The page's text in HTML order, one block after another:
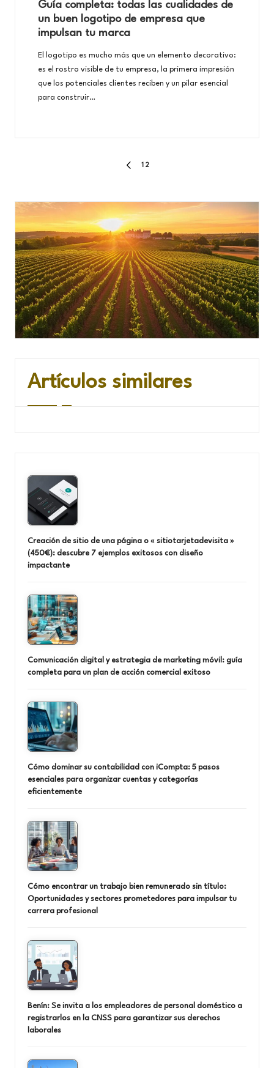
n
g
o
Guía completa: todas las cualidades de
un buen logotipo de empresa que
impulsan tu marca
El logotipo es mucho más que un elemento decorativo:
es el rostro visible de tu empresa, la primera impresión
que los potenciales clientes reciben y un pilar esencial
para construir…
publications
PREVIOUS
1 2
Artículos similares
Creación de sitio de una página o « sitiotarjetadevisita »
(450€): descubre 7 ejemplos exitosos con diseño
impactante
Comunicación digital y estrategia de marketing móvil: guía
completa para un plan de acción comercial exitoso
Cómo dominar su contabilidad con iCompta: 5 pasos
esenciales para organizar cuentas y categorías
eficientemente
Cómo encontrar un trabajo bien remunerado sin título:
Oportunidades y sectores prometedores para impulsar tu
carrera profesional
Benín: Se invita a los empleadores de personal doméstico a
registrarlos en la CNSS para garantizar sus derechos
laborales